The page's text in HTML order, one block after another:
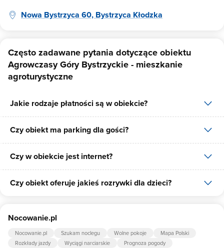
Nowa Bystrzyca 60, Bystrzyca Kłodzka
Często zadawane pytania dotyczące obiektu
Agrowczasy Góry Bystrzyckie - mieszkanie
agroturystyczne
Jakie rodzaje płatności są w obiekcie?
W obiekcie dostępne są następujące formy płatności: gotówka,
płatność przelewem.
Czy obiekt ma parking dla gości?
Tak, Agrowczasy Góry Bystrzyckie - mieszkanie agroturystyczne
posiada bezpłatny parking dla gości na 5 miejsc.
Czy w obiekcie jest internet?
Tak, Agrowczasy Góry Bystrzyckie - mieszkanie agroturystyczne
Czy obiekt oferuje jakieś rozrywki dla dzieci?
Nocowanie.pl
Nocowanie.pl Szukam noclegu Wolne pokoje
Mapa Polski
Rozkłady jazdy
Wyciągi narciarskie
Prognoza pogody